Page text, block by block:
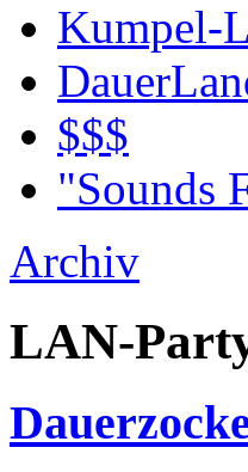
Kumpel-
$$$
"Sounds
Archiv
LAN-